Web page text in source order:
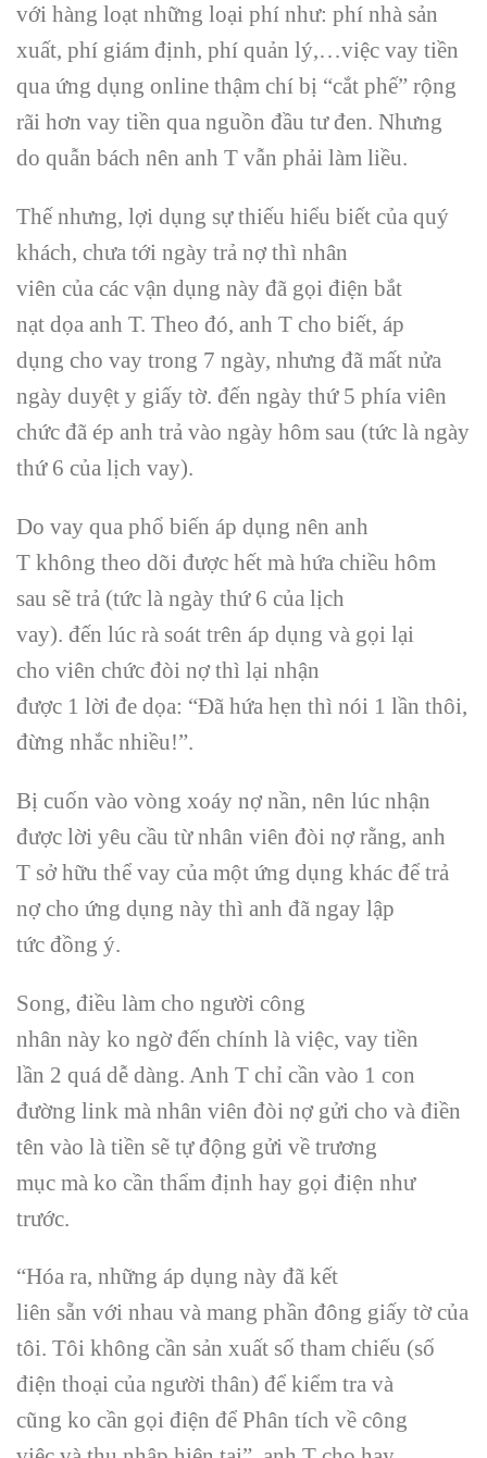
với hàng loạt những loại phí như: phí nhà sản
xuất, phí giám định, phí quản lý,…việc vay tiền
qua ứng dụng online thậm chí bị “cắt phế” rộng
rãi hơn vay tiền qua nguồn đầu tưđen. Nhưng
do quẫn bách nên anh T vẫn phải làm liều.
Thế nhưng, lợi dụng sự thiếu hiểu biết của quý
khách, chưa tới ngày trả nợ thì nhân
viên của các vận dụng này đã gọi điện bắt
nạt dọa anh T. Theo đó, anh T cho biết, áp
dụng cho vay trong 7 ngày, nhưng đã mất nửa
ngày duyệt y giấy tờ. đến ngày thứ 5 phía viên
chức đã ép anh trả vào ngày hôm sau (tức là ngày
thứ 6 của lịch vay).
Do vay qua phổ biến áp dụng nên anh
T không theo dõi được hết mà hứa chiều hôm
sau sẽ trả (tức là ngày thứ 6 của lịch
vay). đến lúc rà soát trên áp dụng và gọi lại
cho viên chức đòi nợ thì lại nhận
được 1 lời đe dọa: “Đã hứa hẹn thì nói 1 lần thôi,
đừng nhắc nhiều!”.
Bị cuốn vào vòng xoáy nợ nần, nên lúc nhận
được lời yêu cầu từ nhân viên đòi nợ rằng, anh
T sở hữu thể vay của một ứng dụng khác để trả
nợ cho ứng dụng này thì anh đã ngay lập
tức đồng ý.
Song, điều làm cho người công
nhân này ko ngờđến chính là việc, vay tiền
lần 2 quá dễ dàng . Anh T chỉ cần vào 1 con
đường link mà nhân viên đòi nợ gửi cho và điền
tên vào là tiền sẽ tự động gửi về trương
mục mà ko cần thẩm định hay gọi điện như
trước.
“Hóa ra, những áp dụng này đã kết
liên sẵn với nhau và mang phần đông giấy tờcủa
tôi. Tôi không cần sản xuất số tham chiếu (số
điện thoại của người thân) để kiểm tra và
cũng ko cần gọi điện để Phân tích về công